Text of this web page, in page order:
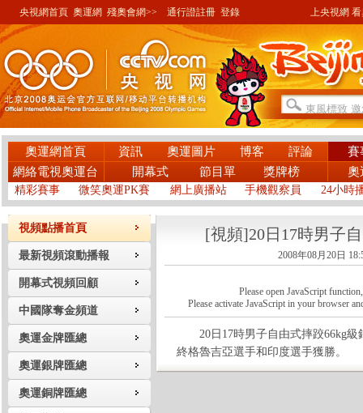
央視網首頁 奧運網 殘奧會網>> 通行證註冊 登錄 上央視網 看奧
奧運網首頁 資訊 奧運圖片 博客 評論
賽
網絡電視奧運台
開幕式 節目單 獎牌榜 奧
精彩賽事 微笑奧運PK賽 網上廣播站 手機觀察員 24小時
視頻點播首頁
最新視頻滾動播報
開幕式視頻回顧
中國隊奪金頻道
奧運金牌匯總
奧運銀牌匯總
奧運銅牌匯總
[視頻]20日17時男子
2008年08月20日
Please open JavaScript
Please activate JavaScript in your browser
20日17時男子自由式摔跤66kg級
終格魯吉亞選手和印度選手獲勝。